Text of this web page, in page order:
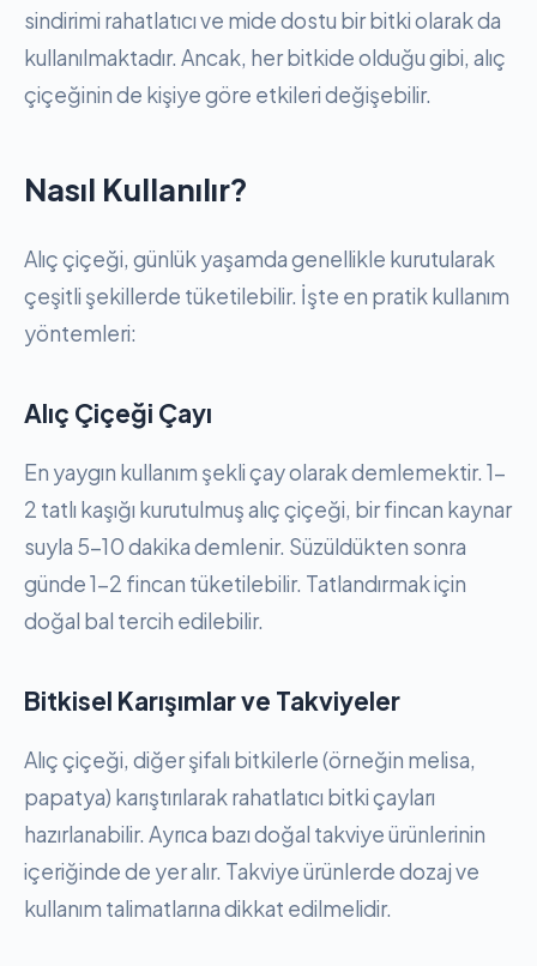
sindirimi rahatlatıcı ve mide dostu bir bitki olarak da
kullanılmaktadır. Ancak, her bitkide olduğu gibi, alıç
çiçeğinin de kişiye göre etkileri değişebilir.
Nasıl Kullanılır?
Alıç çiçeği, günlük yaşamda genellikle kurutularak
çeşitli şekillerde tüketilebilir. İşte en pratik kullanım
yöntemleri:
Alıç Çiçeği Çayı
En yaygın kullanım şekli çay olarak demlemektir. 1-
2 tatlı kaşığı kurutulmuş alıç çiçeği, bir fincan kaynar
suyla 5-10 dakika demlenir. Süzüldükten sonra
günde 1-2 fincan tüketilebilir. Tatlandırmak için
doğal bal tercih edilebilir.
Bitkisel Karışımlar ve Takviyeler
Alıç çiçeği, diğer şifalı bitkilerle (örneğin melisa,
papatya) karıştırılarak rahatlatıcı bitki çayları
hazırlanabilir. Ayrıca bazı doğal takviye ürünlerinin
içeriğinde de yer alır. Takviye ürünlerde dozaj ve
kullanım talimatlarına dikkat edilmelidir.